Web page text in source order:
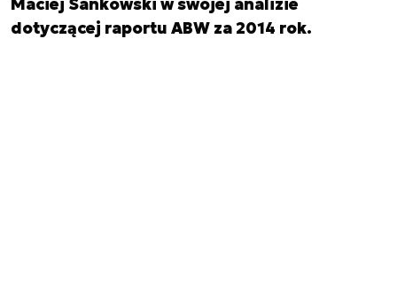
dotyczącej raportu ABW za 2014 rok.